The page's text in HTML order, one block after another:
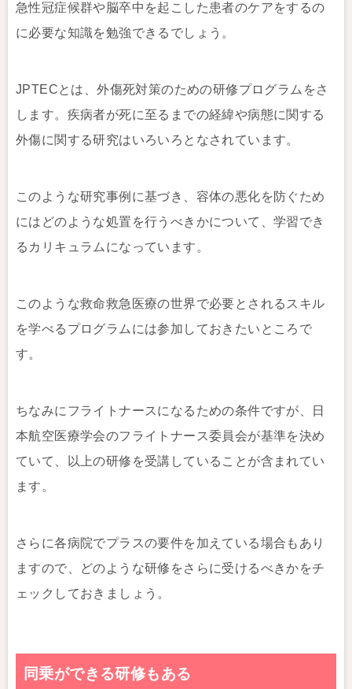
急性冠症候群や脳卒中を起こした患者のケアをするの
に必要な知識を勉強できるでしょう。
JPTECとは、外傷死対策のための研修プログラムをさ
します。疾病者が死に至るまでの経緯や病態に関する
外傷に関する研究はいろいろとなされています。
このような研究事例に基づき、容体の悪化を防ぐため
にはどのような処置を行うべきかについて、学習でき
るカリキュラムになっています。
このような救命救急医療の世界で必要とされるスキル
を学べるプログラムには参加しておきたいところで
す。
ちなみにフライトナースになるための条件ですが、日
本航空医療学会のフライトナース委員会が基準を決め
ていて、以上の研修を受講していることが含まれてい
ます。
さらに各病院でプラスの要件を加えている場合もあり
ますので、どのような研修をさらに受けるべきかをチ
ェックしておきましょう。
同乗ができる研修もある